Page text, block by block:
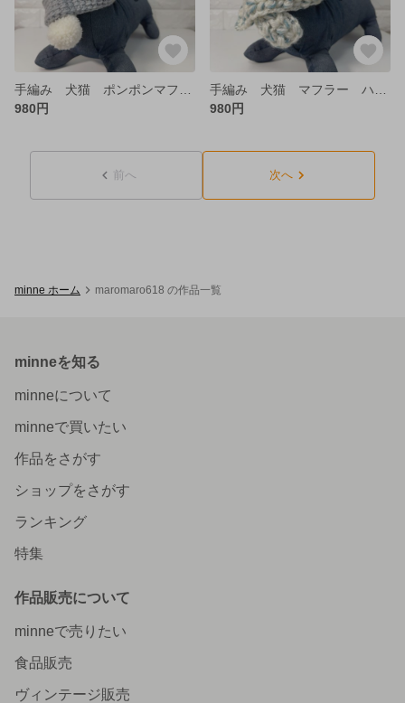
980円
980円
前へ 次へ
minne ホーム maromaro618 の作品一覧
minneを知る
minneについて
minneで買いたい
作品をさがす
ショップをさがす
ランキング
特集
作品販売について
minneで売りたい
食品販売
ヴィンテージ販売